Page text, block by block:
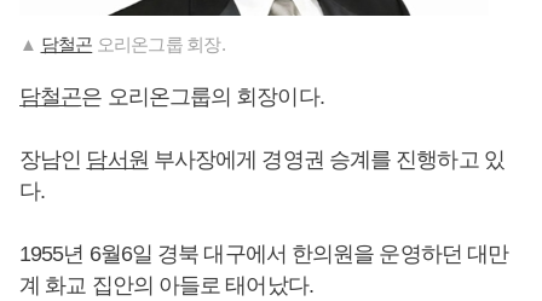
▲ 담철곤 오리온그룹 회장.
담철곤은 오리온그룹의 회장이다.
장남인 담서원 부사장에게 경영권 승계를 진행하고 있
다.
1955년 6월6일 경북 대구에서 한의원을 운영하던 대만
계 화교 집안의 아들로 태어났다.